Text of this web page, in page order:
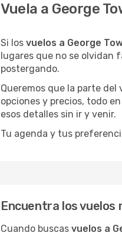
Vuela a George
Si los vuelos a George
lugares que no se olvidan
postergando.
Queremos que la parte del
opciones y precios, todo
esos detalles sin ir y venir.
Tu agenda y tus
Encuentra los vuelos
Cuando buscas vuelos a